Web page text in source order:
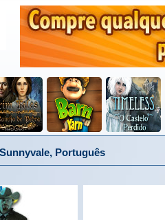
Português